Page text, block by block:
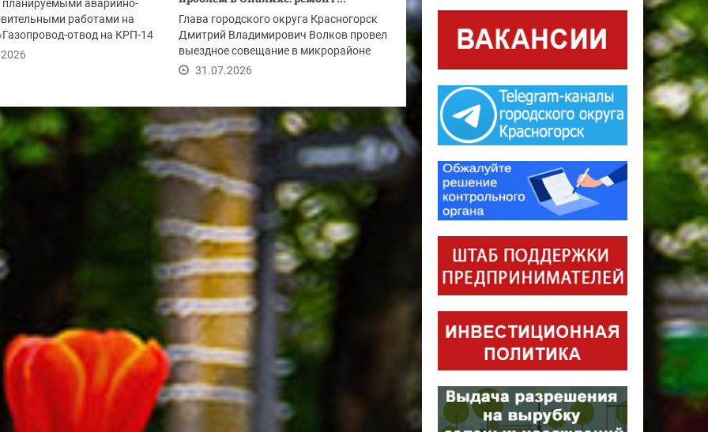
планируемыми аварийно-
работами на
отвод на КРП-14
2-я...
Глава городского округа Красногорск
Дмитрий Владимирович Волков провел
выездное совещание в микрорайоне
Опалиха после...
31.07.2026